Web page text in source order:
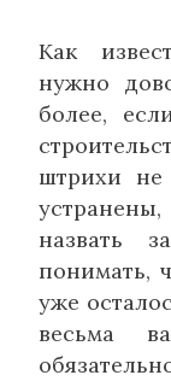
Как
нужно
более,
штрихи не
назвать
понимать,
уже
весьма